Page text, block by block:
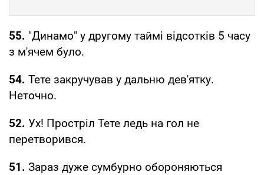
55. "Динамо" у другому таймі відсотків 5 часу
з м'ячем було.
54. Тете закручував у дальню дев'ятку.
Неточно.
52. Ух! Простріл Тете ледь на гол не
перетворився.
51. Зараз дуже сумбурно обороняються